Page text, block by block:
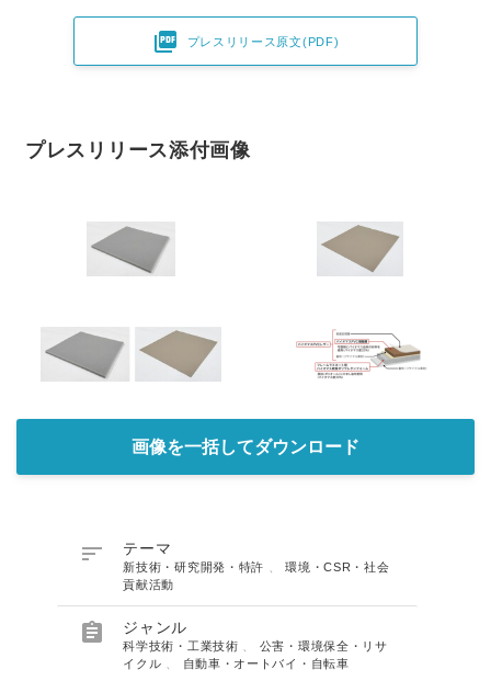
 プレスリリース原文(PDF)
プレスリリース添付画像
画像を一括してダウンロード
 テーマ
新技術・研究開発・特許 、環境・CSR・社会
貢献活動
 ジャンル
科学技術・工業技術
公害・環境保全・リサ
イクル
自動車・オートバイ・自転車